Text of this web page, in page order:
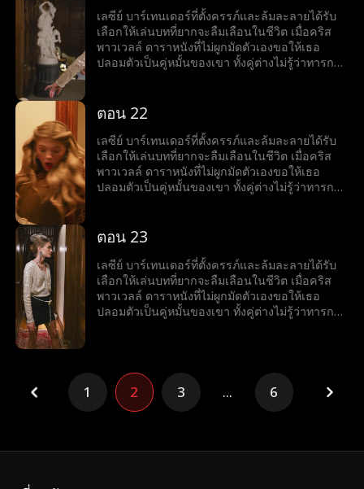
เลซีย์ บาร์เทนเดอร์ที่ตั้งครรภ์และล้มละลายได้รับ
เลือกให้เล่นบทที่ยากจะลืมเลือนในชีวิต เมื่อคริส
พาวเวลล์ ดาราหนังที่ไม่ผูกมัดตัวเองขอให้เธอ
ปลอมตัวเป็นคู่หมั้นของเขา ทั้งคู่ต่างไม่รู้ว่าทารกที่
ตอน 22
เลซีย์ บาร์เทนเดอร์ที่ตั้งครรภ์และล้มละลายได้รับ
เลือกให้เล่นบทที่ยากจะลืมเลือนในชีวิต เมื่อคริส
พาวเวลล์ ดาราหนังที่ไม่ผูกมัดตัวเองขอให้เธอ
ปลอมตัวเป็นคู่หมั้นของเขา ทั้งคู่ต่างไม่รู้ว่าทารกที่
ตอน 23
เลซีย์ บาร์เทนเดอร์ที่ตั้งครรภ์และล้มละลายได้รับ
เลือกให้เล่นบทที่ยากจะลืมเลือนในชีวิต เมื่อคริส
พาวเวลล์ ดาราหนังที่ไม่ผูกมัดตัวเองขอให้เธอ
ปลอมตัวเป็นคู่หมั้นของเขา ทั้งคู่ต่างไม่รู้ว่าทารกที่
1 2 3 ... 6